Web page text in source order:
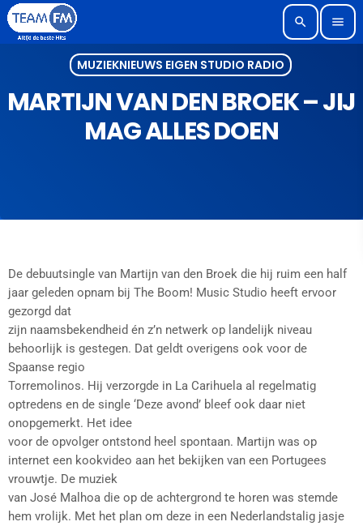
search menu
MUZIEKNIEUWS EIGEN STUDIO RADIO
MARTIJN VAN DEN BROEK – JIJ
MAG ALLES DOEN
De debuutsingle van Martijn van den Broek die hij ruim een half
jaar geleden opnam bij The Boom! Music Studio heeft ervoor
gezorgd dat
zijn naamsbekendheid én z’n netwerk op landelijk niveau
behoorlijk is gestegen. Dat geldt overigens ook voor de
Spaanse regio
Torremolinos. Hij verzorgde in La Carihuela al regelmatig
optredens en de single ‘Deze avond’ bleef ook daar niet
onopgemerkt. Het idee
voor de opvolger ontstond heel spontaan. Martijn was op
internet een kookvideo aan het bekijken van een Portugees
vrouwtje. De muziek
van José Malhoa die op de achtergrond te horen was stemde
hem vrolijk. Met het plan om deze in een Nederlandstalig jasje